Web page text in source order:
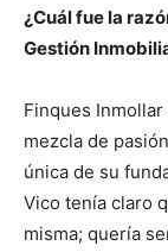
¿Cuál fue la
Gestión
Finques
mezcla de
única de su
Vico tenía claro
misma; quería